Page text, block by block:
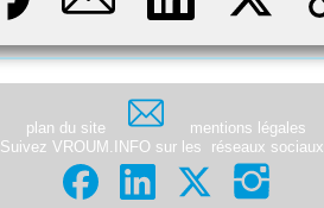
plan du site
mentions légales
Suivez VROUM.INFO sur les
réseaux sociaux